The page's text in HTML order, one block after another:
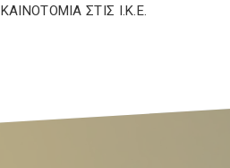
ΚΑΙΝΟΤΟΜΙΑ ΣΤΙΣ Ι.Κ.Ε.